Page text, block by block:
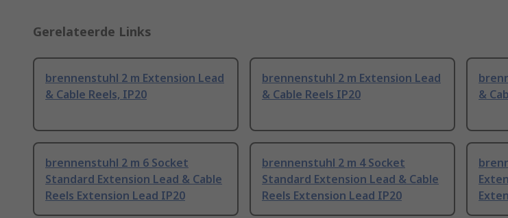
Gerelateerde Links
brennenstuhl 2 m Extension Lead
& Cable Reels, IP20
brennenstuhl 2 m Extension Lead
& Cable Reels IP20
&
brennenstuhl 2 m 6 Socket
Standard Extension Lead & Cable
Reels Extension Lead IP20
brennenstuhl 2 m 4 Socket
Standard Extension Lead & Cable
Reels Extension Lead IP20